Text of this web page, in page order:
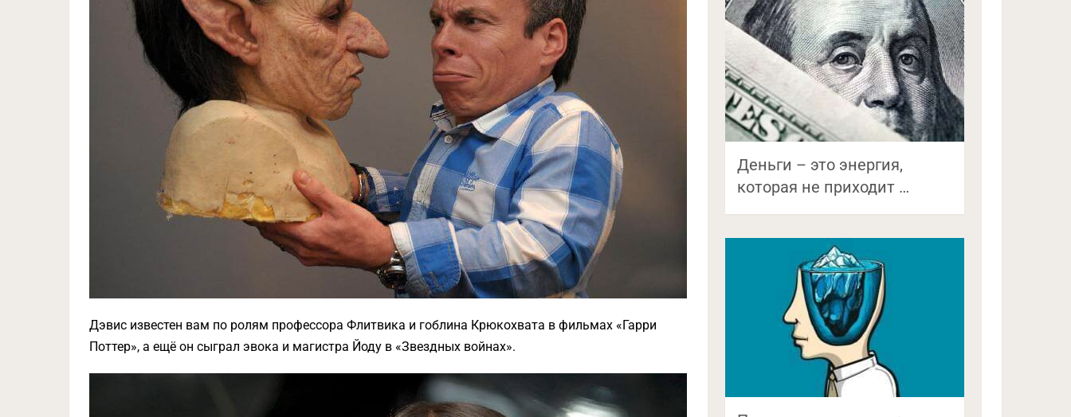
Дэвис известен вам по ролям профессора Флитвика и гоблина Крюкохвата в фильмах «Гарри
Поттер», а ещё он сыграл эвока и магистра Йоду в «Звездных войнах».
Деньги – это энергия,
которая не приходит …